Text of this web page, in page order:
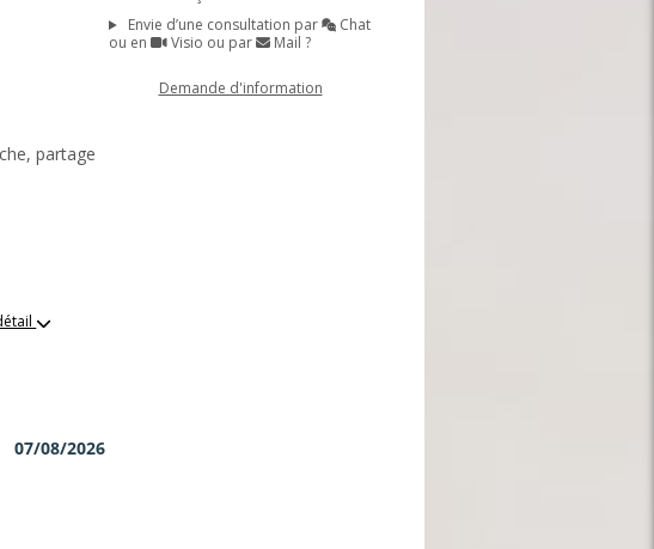
suis
partage
07/08/2026
Envie d’une consultation par
Chat
ou en
Visio ou par Mail ?
Demande d'information